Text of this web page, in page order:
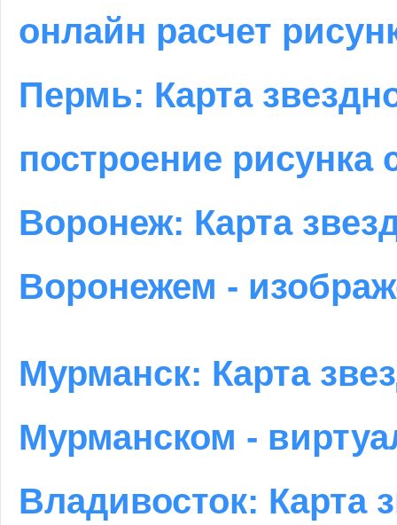
онлайн расчет
Пермь: Карта
построение рисунка
Воронеж: Карта
Воронежем -
Мурманск: Карта
Мурманском -
Владивосток: Карта